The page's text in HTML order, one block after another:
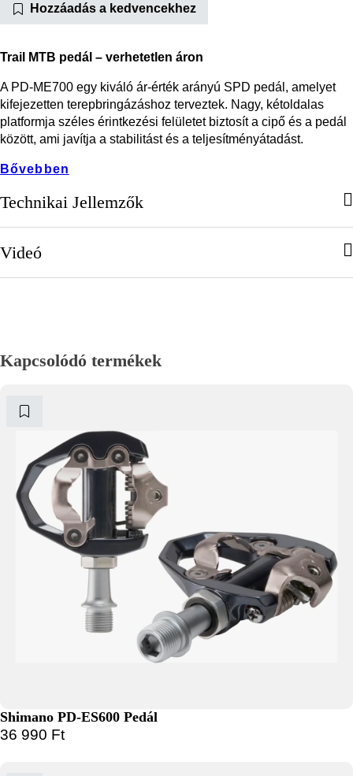
Hozzáadás a kedvencekhez
Trail MTB pedál – verhetetlen áron
A PD-ME700 egy kiváló ár-érték arányú SPD pedál, amelyet
kifejezetten terepbringázáshoz terveztek. Nagy, kétoldalas
platformja széles érintkezési felületet biztosít a cipő és a pedál
között, ami javítja a stabilitást és a teljesítményátadást.
Bővebben
Technikai Jellemzők
Videó
Kapcsolódó termékek
Shimano PD-ES600 Pedál
36 990 Ft